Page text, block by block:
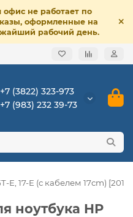
офис не работает по
оформленные на
рабочий день.
+7 (3822) 323-973
+7 (983) 232 39-73
E, 17-E (с кабелем 17cm)
ноутбука HP